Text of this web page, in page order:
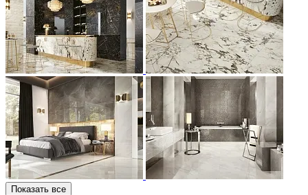
Показать все